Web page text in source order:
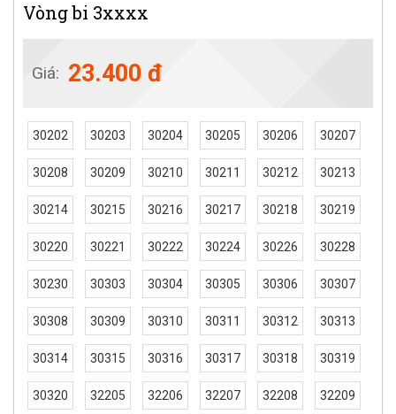
Vòng bi 3xxxx
Giá: 23.400 đ
30202 30203 30204 30205 30206 30207
30208 30209 30210 30211 30212 30213
30214 30215 30216 30217 30218 30219
30220 30221 30222 30224 30226 30228
30230 30303 30304 30305 30306 30307
30308 30309 30310 30311 30312 30313
30314 30315 30316 30317 30318 30319
30320 32205 32206 32207 32208 32209